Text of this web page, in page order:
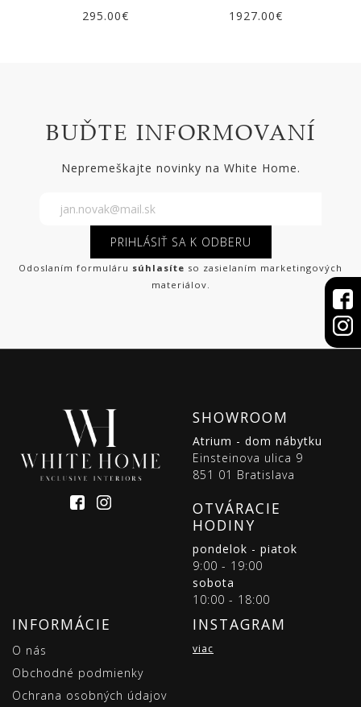
295.00€ 1927.00€
BUĎTE INFORMOVANÍ
Nepremeškajte novinky na White Home.
PRIHLÁSIŤ SA K ODBERU
Odoslaním formuláru súhlasíte so zasielaním marketingových
materiálov.
SHOWROOM
Atrium - dom nábytku
Einsteinova ulica 9
851 01 Bratislava
OTVÁRACIE
HODINY
pondelok - piatok
9:00 - 19:00
sobota
10:00 - 18:00
INFORMÁCIE
O nás
Obchodné podmienky
Ochrana osobných údajov
INSTAGRAM
viac